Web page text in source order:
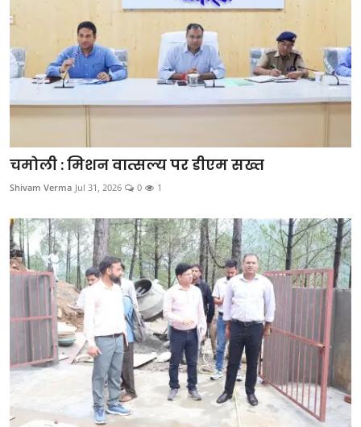
चमोली : मिशन वात्सल्य पर डीएम सख्त
Shivam Verma Jul 31, 2026 0 1